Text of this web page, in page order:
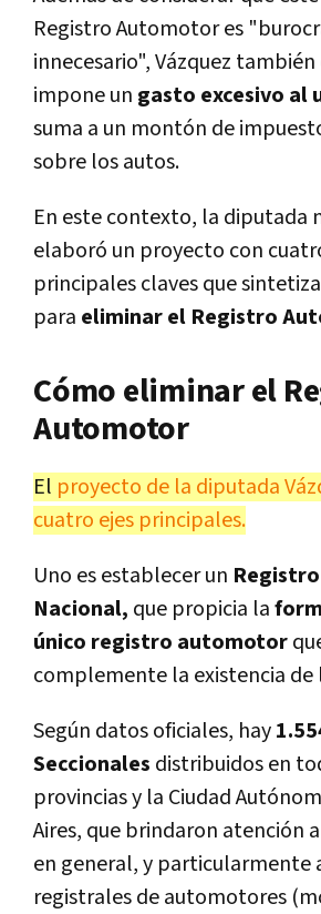
Registro Automotor es
innecesario", Vázquez
impone un gasto excesivo al
suma a un montón de
sobre los autos.
En este contexto, la diputada
elaboró un proyecto con
principales claves que
para eliminar el Registro
Cómo eliminar el
Automotor
El proyecto de la diputada
cuatro ejes principales.
Uno es establecer un
Nacional, que propicia la
único registro automotor
complemente la existencia de
Según datos oficiales, hay
Seccionales distribuidos en
provincias y la Ciudad
Aires, que brindaron atención
en general, y particularmente
registrales de automotores